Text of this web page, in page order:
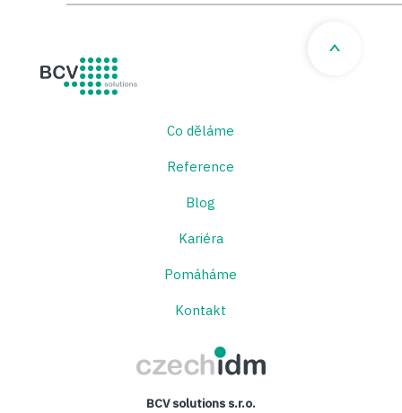
Co děláme
Reference
Blog
Kariéra
Pomáháme
Kontakt
BCV solutions s.r.o.